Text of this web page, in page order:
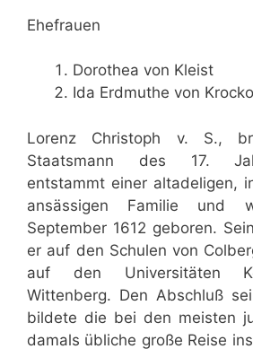
Ehefrauen
Dorothea von Kleist
Ida Erdmuthe von
Lorenz Christoph v. S.,
Staatsmann des 17.
entstammt einer altadeligen,
ansässigen Familie und
September 1612 geboren.
er auf den Schulen von
auf den Universitäten
Wittenberg. Den Abschluß
bildete die bei den meisten
damals übliche große Reise